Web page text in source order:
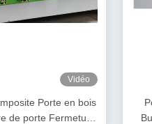
Vidéo
Porte en bois
de porte Fermeture